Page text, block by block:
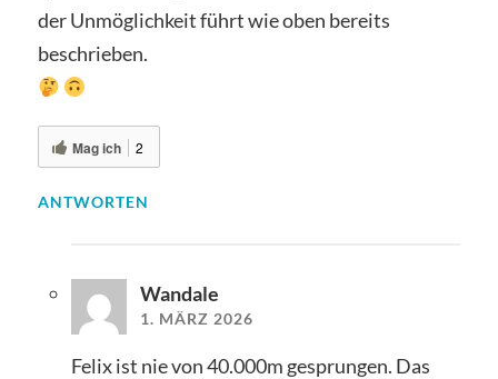
der Unmöglichkeit führt wie oben bereits
beschrieben.
Mag ich 2
ANTWORTEN
Wandale
1. MÄRZ 2026
Felix ist nie von 40.000m gesprungen. Das